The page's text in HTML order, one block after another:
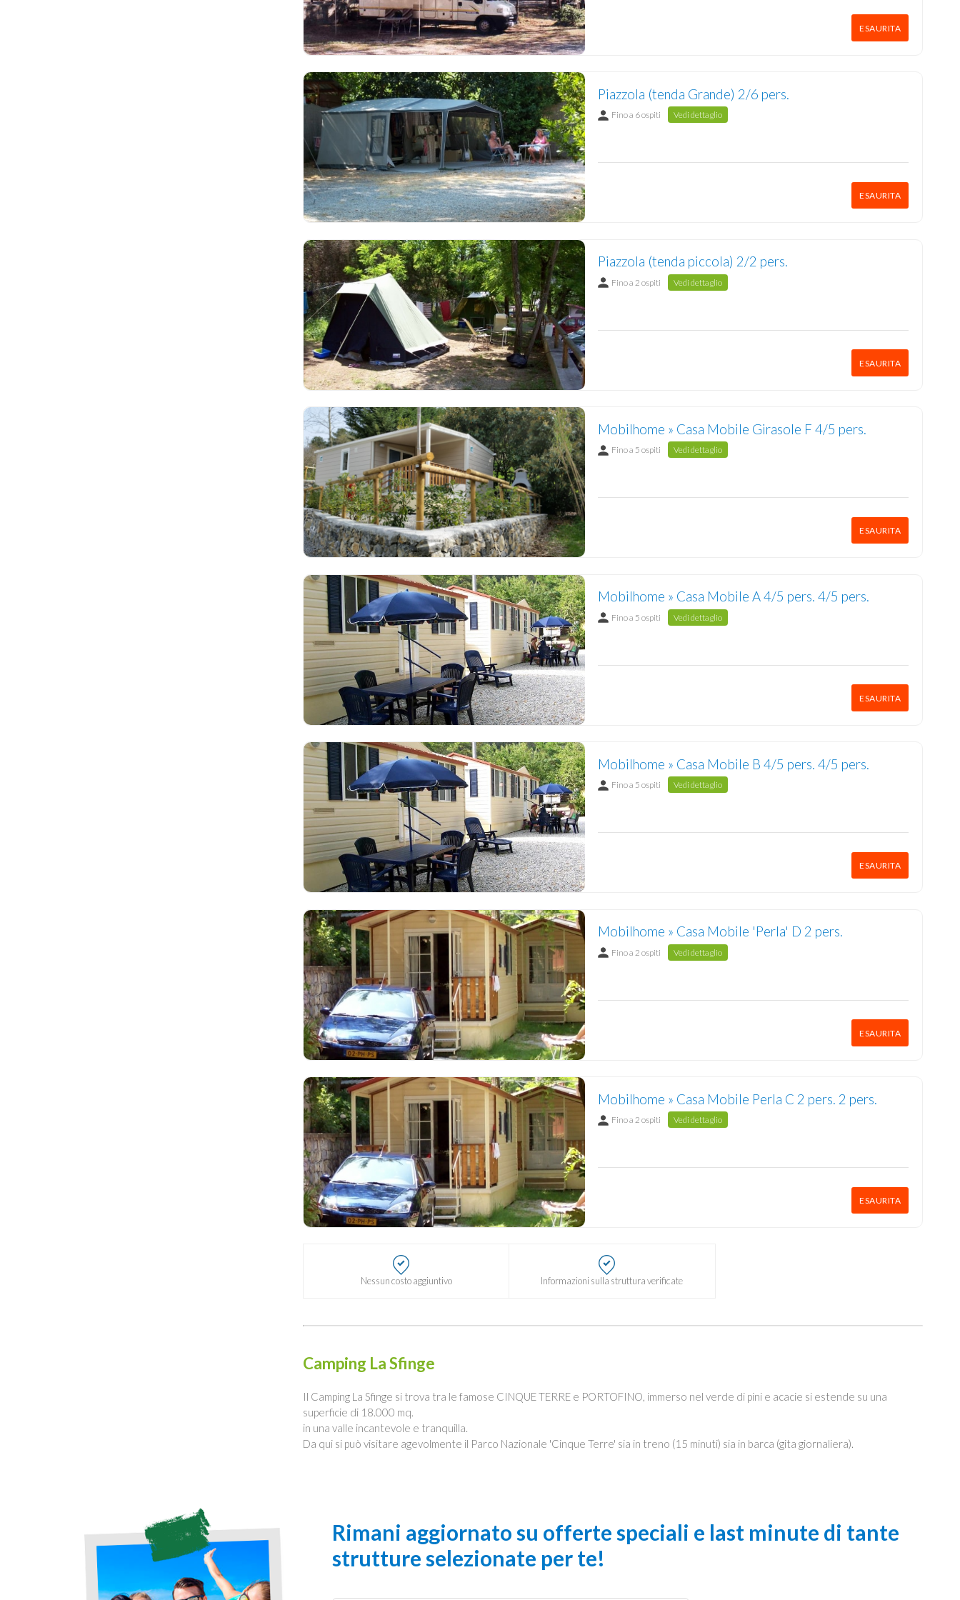
ESAURITA
Piazzola (tenda Grande) 2/6 pers.
Fino a 6 ospiti Vedi dettaglio
ESAURITA
Piazzola (tenda piccola) 2/2 pers.
Fino a 2 ospiti Vedi dettaglio
ESAURITA
Mobilhome » Casa Mobile Girasole F 4/5 pers.
Fino a 5 ospiti Vedi dettaglio
ESAURITA
Mobilhome » Casa Mobile A 4/5 pers. 4/5 pers.
Fino a 5 ospiti Vedi dettaglio
ESAURITA
Mobilhome » Casa Mobile B 4/5 pers. 4/5 pers.
Fino a 5 ospiti Vedi dettaglio
ESAURITA
Mobilhome » Casa Mobile 'Perla' D 2 pers.
Fino a 2 ospiti Vedi dettaglio
ESAURITA
Mobilhome » Casa Mobile Perla C 2 pers. 2 pers.
Fino a 2 ospiti Vedi dettaglio
ESAURITA
Nessun costo aggiuntivo Informazioni sulla struttura verificate
Camping La Sfinge
Il Camping La Sfinge si trova tra le famose CINQUE TERRE e PORTOFINO, immerso nel verde di pini e acacie si estende su una
superficie di 18.000 mq.
in una valle incantevole e tranquilla.
Da qui si può visitare agevolmente il Parco Nazionale 'Cinque Terre' sia in treno (15 minuti) sia in barca (gita giornaliera).
Rimani aggiornato su offerte speciali e last minute di tante
strutture selezionate per te!